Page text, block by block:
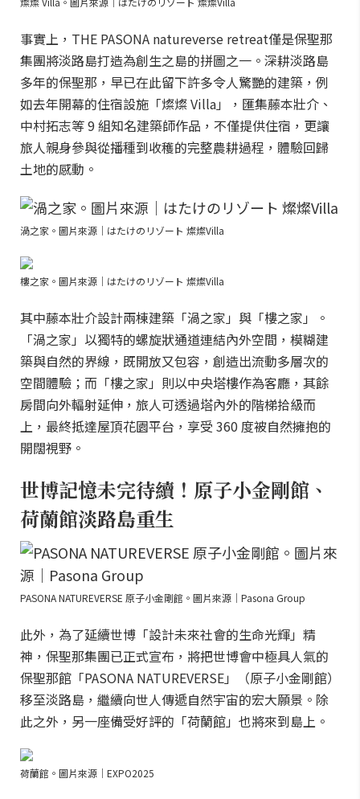
事實上，THE PASONA natureverse retreat僅是保聖那
集團將淡路島打造為創生之島的拼圖之一。深耕淡路島
多年的保聖那，早已在此留下許多令人驚艷的建築，例
如去年開幕的住宿設施「燦燦 Villa」，匯集藤本壯介、
中村拓志等 9 組知名建築師作品，不僅提供住宿，更讓
旅人親身參與從播種到收穫的完整農耕過程，體驗回歸
土地的感動。
渦之家。圖片來源｜はたけのリゾート 燦燦Villa
樓之家。圖片來源｜はたけのリゾート 燦燦Villa
其中藤本壯介設計兩棟建築「渦之家」與「樓之家」。
「渦之家」以獨特的螺旋狀通道連結內外空間，模糊建
築與自然的界線，既開放又包容，創造出流動多層次的
空間體驗；而「樓之家」則以中央塔樓作為客廳，其餘
房間向外輻射延伸，旅人可透過塔內外的階梯拾級而
上，最終抵達屋頂花園平台，享受 360 度被自然擁抱的
開闊視野。
世博記憶未完待續！原子小金剛館、
荷蘭館淡路島重生
PASONA NATUREVERSE 原子小金剛館。圖片來源｜Pasona Group
此外，為了延續世博「設計未來社會的生命光輝」精
神，保聖那集團已正式宣布，將把世博會中極具人氣的
保聖那館「PASONA NATUREVERSE」（原子小金剛館）
移至淡路島，繼續向世人傳遞自然宇宙的宏大願景。除
此之外，另一座備受好評的「荷蘭館」也將來到島上。
荷蘭館。圖片來源｜EXPO2025